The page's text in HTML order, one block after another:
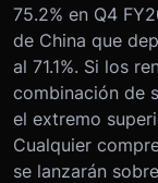
75.2% en Q4
de China que
al 71.1%. Si los
combinación de
el extremo
Cualquier
se lanzarán